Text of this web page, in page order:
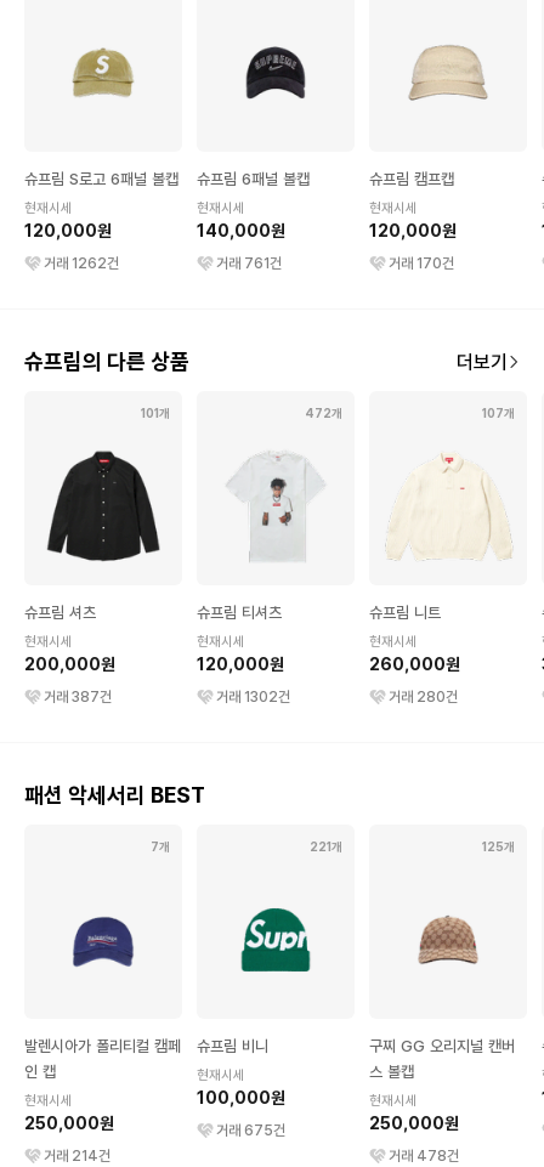
슈프림 S로고 6패널 볼캡
현재시세
120,000원
거래 1262건
슈프림 6패널 볼캡
현재시세
140,000원
거래 761건
슈프림 캠프캡
현재시세
120,000원
거래 170건
슈프림의 다른 상품 더보기
101개
슈프림 셔츠
현재시세
200,000원
거래 387건
472개
슈프림 티셔츠
현재시세
120,000원
거래 1302건
107개
슈프림 니트
현재시세
260,000원
거래 280건
패션 악세서리 BEST
7개
발렌시아가 폴리티컬 캠페
인 캡
현재시세
250,000원
거래 214건
221개
슈프림 비니
현재시세
100,000원
거래 675건
125개
구찌 GG 오리지널 캔버
스 볼캡
현재시세
250,000원
거래 478건